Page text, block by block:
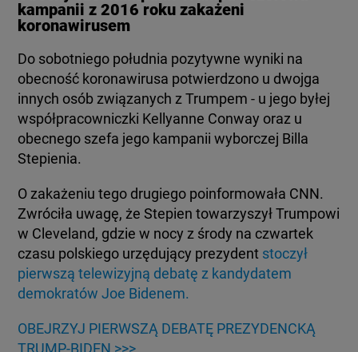
kampanii z 2016 roku zakażeni
koronawirusem
Do sobotniego południa pozytywne wyniki na
obecność koronawirusa potwierdzono u dwojga
innych osób związanych z Trumpem - u jego byłej
współpracowniczki Kellyanne Conway oraz u
obecnego szefa jego kampanii wyborczej Billa
Stepienia.
O zakażeniu tego drugiego poinformowała CNN.
Zwróciła uwagę, że Stepien towarzyszył Trumpowi
w Cleveland, gdzie w nocy z środy na czwartek
czasu polskiego urzędujący prezydent stoczył
pierwszą telewizyjną debatę z kandydatem
demokratów Joe Bidenem.
OBEJRZYJ PIERWSZĄ DEBATĘ PREZYDENCKĄ
TRUMP-BIDEN >>>
KANAŁY
REGULAMIN SERWISU
POLITYKA PRYWATNOŚCI
o.o. wymaga wcześniejszej zgody TVN S.A./ TVN Media Sp. z o.o. oraz zawarcia stosownej
umowy licencyjnej. Na podstawie art. 25 ust. 1 pkt. 1 b) ustawy o prawie autorskim i prawach
pokrewnych TVN S.A. / TVN Media Sp. z o.o. wyraźnie zastrzega, że dalsze
rozpowszechnianie artykułów zamieszczonych w programach oraz na stronach
internetowych TVN S.A. / TVN Media Sp. z o.o. jest zabronione.